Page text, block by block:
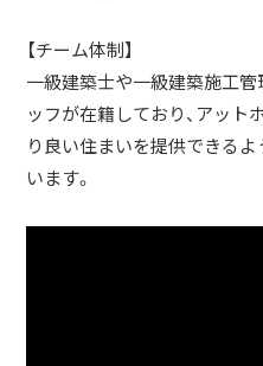
【チーム体制】
一級建築士や一級建築施工
ッフが在籍しており、アット
り良い住まいを提供できる
います。